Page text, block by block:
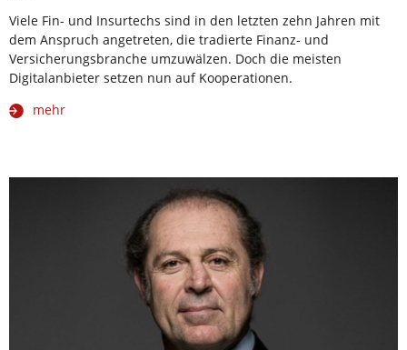
Viele Fin- und Insurtechs sind in den letzten zehn Jahren mit
dem Anspruch angetreten, die tradierte Finanz- und
Versicherungsbranche umzuwälzen. Doch die meisten
Digitalanbieter setzen nun auf Kooperationen.
mehr